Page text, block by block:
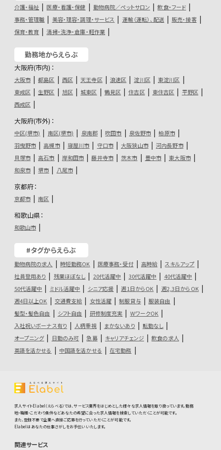
介護・福祉 医療・看護・保健 動物病院／ペットサロン
飲食・フード
事務・管理職
美容・理容・調理・サービス 運輸（運転）、配送
販売・接客
保育・教育
清掃・洗浄・倉庫・軽作業
勤務地からえらぶ
大阪府(市内)：
大阪市 都島区 西区 天王寺区 浪速区 淀川区
東淀川区
東成区
生野区 旭区 城東区 鶴見区 住吉区 東住吉区
平野区
西成区
大阪府(市外)：
中区(堺市) 南区(堺市) 泉南郡 吹田市 泉佐野市
柏原市
羽曳野市
高槻市 寝屋川市 守口市 大阪狭山市
河内長野市
貝塚市
高石市 岸和田市 藤井寺市 茨木市 豊中市
東大阪市
和泉市
堺市 八尾市
京都府：
京都市 南区
和歌山県：
和歌山市
#タグからえらぶ
動物病院の求人 時短勤務OK 医療事務・受付 高時給
スキルアップ
社員登用あり
残業ほぼなし 20代活躍中 30代活躍中
40代活躍中
50代活躍中
ミドル活躍中 シニア応援 週1日からOK
週2,3日からOK
週4日以上OK
交通費支給 女性活躍 制服貸与
服装自由
髪型・髪色自由
シフト自由 研修制度充実
WワークOK
入社祝いボーナス有り
人柄重視 まかないあり
転勤なし
オープニング
日勤のみ可 急募 キャリアチェンジ
飲食の求人
英語を活かせる
中国語を活かせる 在宅勤務
求人サイトElabel（えらべる）では、サービス業界をはじめとした様々な求人情報を取り扱っています。勤務
地・職種・こだわり条件などあなたの希望に合った求人情報を検索していただくことが可能です。
また、登録不要で企業へ直接ご応募を行っていただくことが可能です。
Elabelはあなたの仕事さがしをお手伝いいたします。
関連サービス